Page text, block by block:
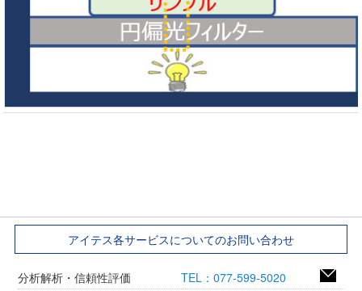
アイテス各サービスについてのお問い合わせ
分析解析・信頼性評価
TEL：077-599-5020